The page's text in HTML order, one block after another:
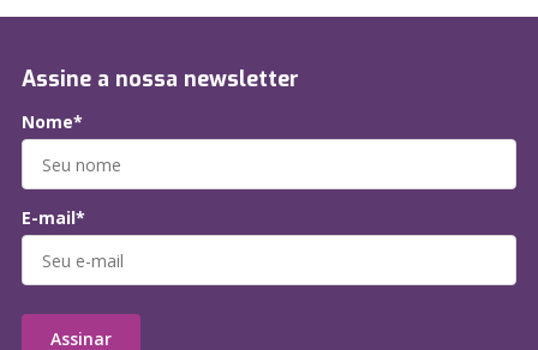
Assine a nossa newsletter
Nome*
E-mail*
Assinar